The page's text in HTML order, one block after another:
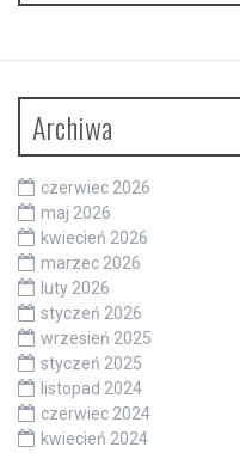
Archiwa
czerwiec 2026
maj 2026
kwiecień 2026
marzec 2026
luty 2026
styczeń 2026
wrzesień 2025
styczeń 2025
listopad 2024
czerwiec 2024
kwiecień 2024